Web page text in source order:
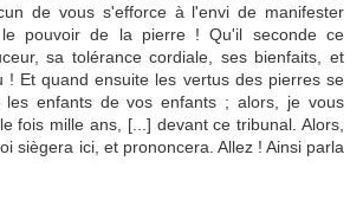
de vous s'efforce à l'envi de manifester
pouvoir de la pierre ! Qu'il seconde ce
sa tolérance cordiale, ses bienfaits, et
! Et quand ensuite les vertus des pierres se
les enfants de vos enfants ; alors, je vous
fois mille ans, [...] devant ce tribunal. Alors,
siègera ici, et prononcera. Allez ! Ainsi parla